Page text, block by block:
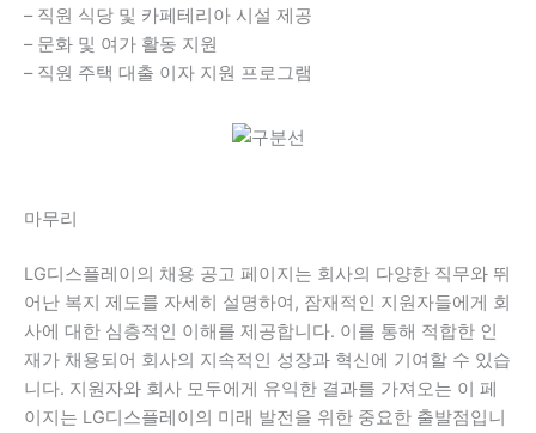
– 직원 식당 및 카페테리아 시설 제공
– 문화 및 여가 활동 지원
– 직원 주택 대출 이자 지원 프로그램
마무리
LG디스플레이의 채용 공고 페이지는 회사의 다양한 직무와 뛰
어난 복지 제도를 자세히 설명하여, 잠재적인 지원자들에게 회
사에 대한 심층적인 이해를 제공합니다. 이를 통해 적합한 인
재가 채용되어 회사의 지속적인 성장과 혁신에 기여할 수 있습
니다. 지원자와 회사 모두에게 유익한 결과를 가져오는 이 페
이지는 LG디스플레이의 미래 발전을 위한 중요한 출발점입니